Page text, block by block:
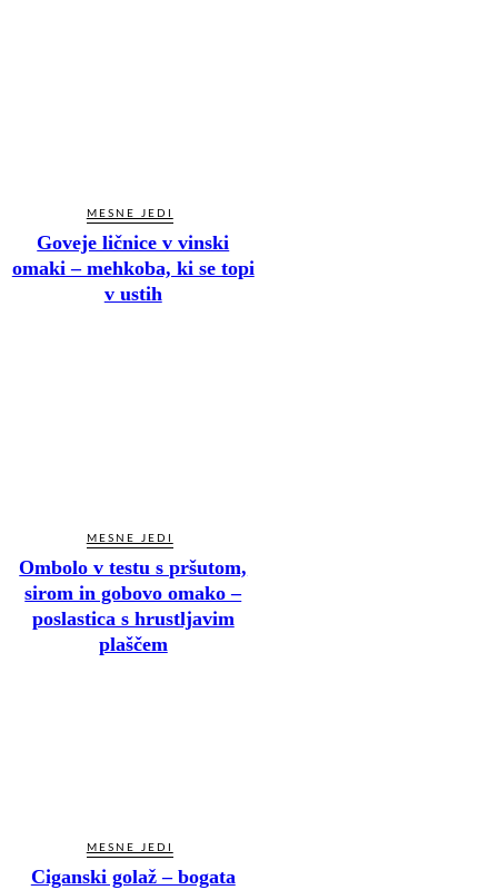
MESNE JEDI
Goveje ličnice v vinski
omaki – mehkoba, ki se topi
v ustih
MESNE JEDI
Ombolo v testu s pršutom,
sirom in gobovo omako –
poslastica s hrustljavim
plaščem
MESNE JEDI
Ciganski golaž – bogata